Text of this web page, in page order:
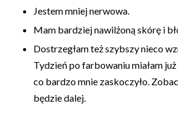
Jestem mniej nerwowa.
Mam bardziej nawilżoną skórę i
Dostrzegłam też szybszy nieco
Tydzień po farbowaniu miałam
co bardzo mnie zaskoczyło.
będzie dalej.